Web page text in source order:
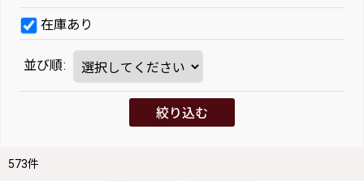
在庫あり
並び順:
絞り込む
573件